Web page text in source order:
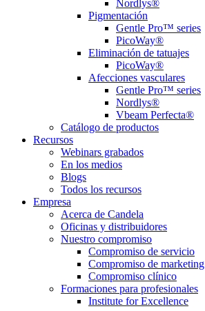
Nordlys®
Pigmentación
Gentle Pro™ series
PicoWay®
Eliminación de tatuajes
PicoWay®
Afecciones vasculares
Gentle Pro™ series
Nordlys®
Vbeam Perfecta®
Catálogo de productos
Recursos
Webinars grabados
En los medios
Blogs
Todos los recursos
Empresa
Acerca de Candela
Oficinas y distribuidores
Nuestro compromiso
Compromiso de servicio
Compromiso de marketing
Compromiso clínico
Formaciones para profesionales
Institute for Excellence